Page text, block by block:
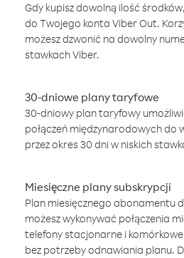
Gdy kupisz dowolną ilość
do Twojego konta Viber Out.
możesz dzwonić na dowolny
stawkach Viber.
30-dniowe plany taryfowe
30-dniowy plan taryfowy
połączeń międzynarodowych do
przez okres 30 dni w niskich
Miesięczne plany subskrypcji
Plan miesięcznego abonamentu
możesz wykonywać połączenia
telefony stacjonarne i
bez potrzeby odnawiania planu.